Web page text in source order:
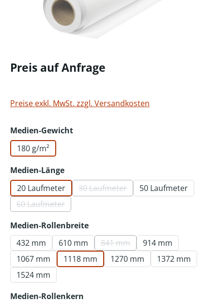
Preis auf Anfrage
Preise exkl. MwSt. zzgl. Versandkosten
Medien-Gewichtauswählen
180 g/m²
Medien-Längeauswählen
20 Laufmeter
30 Laufmeter(Diese Option ist zurzeit nicht
50 Laufmeter
60 Laufmeter(Diese Option ist zurzeit nicht verfügbar.)
Medien-Rollenbreiteauswählen
432 mm
610 mm 841 mm(Diese Option ist zurzeit nicht
914 mm
1067 mm
1118 mm 1270 mm
1372 mm
1524 mm
Medien-Rollenkern